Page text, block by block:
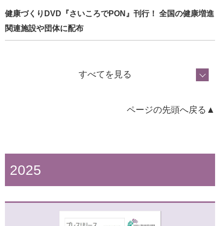
健康づくりDVD『さいころでPON』刊行！ 全国の健康増進
関連施設や団体に配布
2026年3月27日
私たちはどのくらい動いているのか？ 厚労省が推奨する身
体活動量の達成率は46.6%（速報値） 「活動量計による…
すべてを見る
ページの先頭へ戻る▲
2025